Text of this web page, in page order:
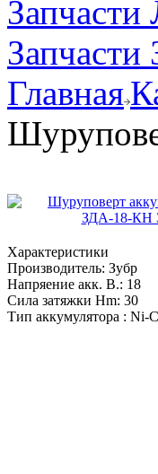
Запчасти
Главная
Характеристики
Производитель: Зубр
Напряение акк. В.: 18
Сила затяжки Нm: 30
Тип аккумулятора : Ni-